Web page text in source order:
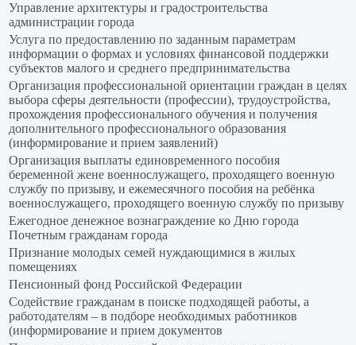
Управление архитектуры и градостроительства
администрации города
Услуга по предоставлению по заданным параметрам
информации о формах и условиях финансовой поддержки
субъектов малого и среднего предпринимательства
Организация профессиональной ориентации граждан в целях
выбора сферы деятельности (профессии), трудоустройства,
прохождения профессионального обучения и получения
дополнительного профессионального образования
(информирование и прием заявлений)
Организация выплаты единовременного пособия
беременной жене военнослужащего, проходящего военную
службу по призыву, и ежемесячного пособия на ребёнка
военнослужащего, проходящего военную службу по призыву
Ежегодное денежное вознаграждение ко Дню города
Почетным гражданам города
Признание молодых семей нуждающимися в жилых
помещениях
Пенсионный фонд Российской Федерации
Содействие гражданам в поиске подходящей работы, а
работодателям – в подборе необходимых работников
(информирование и прием документов